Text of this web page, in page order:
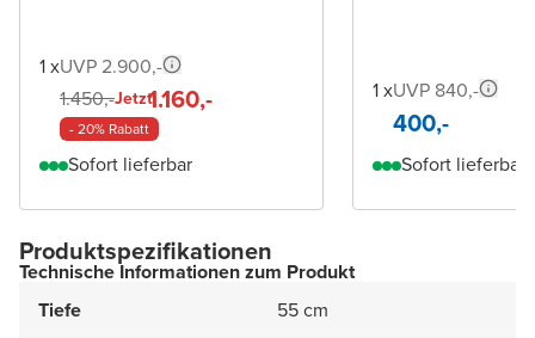
1 xUVP 2.900,-
1.450,-Jetzt1.160,-
- 20% Rabatt
Sofort lieferbar
1 xUVP 840,-
400,-
Sofort lieferbar
Produktspezifikationen
Technische Informationen zum Produkt
Tiefe
55 cm